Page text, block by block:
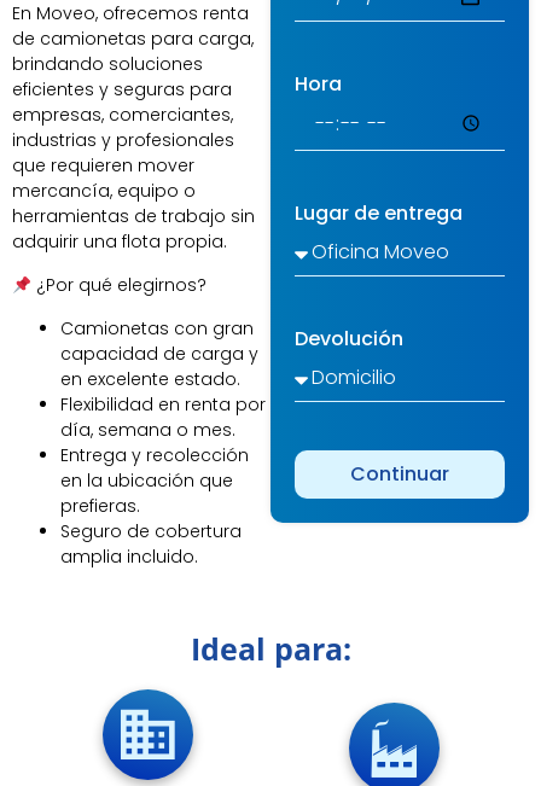
En Moveo, ofrecemos renta
de camionetas para carga,
brindando soluciones
eficientes y seguras para
empresas, comerciantes,
industrias y profesionales
que requieren mover
mercancía, equipo o
herramientas de trabajo sin
adquirir una flota propia.
¿Por qué elegirnos?
Camionetas con gran
capacidad de carga y
en excelente estado.
Flexibilidad en renta por
día, semana o mes.
Entrega y recolección
en la ubicación que
prefieras.
Seguro de cobertura
amplia incluido.
Hora
Lugar de entrega
Devolución
Continuar
Ideal para: